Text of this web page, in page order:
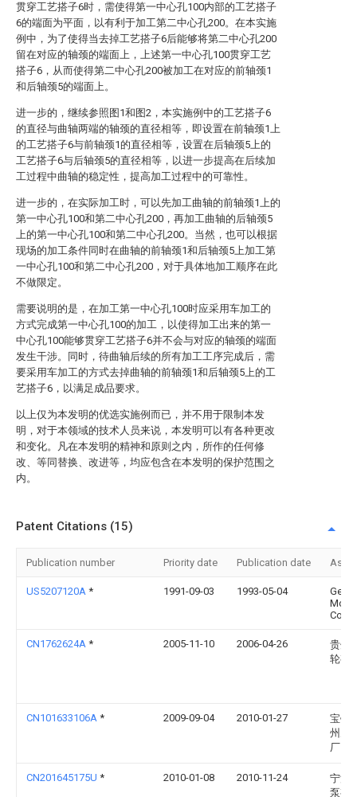
贯穿工艺搭子6时，需使得第一中心孔100内部的工艺搭子
6的端面为平面，以有利于加工第二中心孔200。在本实施
例中，为了使得当去掉工艺搭子6后能够将第二中心孔200
留在对应的轴颈的端面上，上述第一中心孔100贯穿工艺
搭子6，从而使得第二中心孔200被加工在对应的前轴颈1
和后轴颈5的端面上。
进一步的，继续参照图1和图2，本实施例中的工艺搭子6
的直径与曲轴两端的轴颈的直径相等，即设置在前轴颈1上
的工艺搭子6与前轴颈1的直径相等，设置在后轴颈5上的
工艺搭子6与后轴颈5的直径相等，以进一步提高在后续加
工过程中曲轴的稳定性，提高加工过程中的可靠性。
进一步的，在实际加工时，可以先加工曲轴的前轴颈1上的
第一中心孔100和第二中心孔200，再加工曲轴的后轴颈5
上的第一中心孔100和第二中心孔200。当然，也可以根据
现场的加工条件同时在曲轴的前轴颈1和后轴颈5上加工第
一中心孔100和第二中心孔200，对于具体地加工顺序在此
不做限定。
需要说明的是，在加工第一中心孔100时应采用车加工的
方式完成第一中心孔100的加工，以使得加工出来的第一
中心孔100能够贯穿工艺搭子6并不会与对应的轴颈的端面
发生干涉。同时，待曲轴后续的所有加工工序完成后，需
要采用车加工的方式去掉曲轴的前轴颈1和后轴颈5上的工
艺搭子6，以满足成品要求。
以上仅为本发明的优选实施例而已，并不用于限制本发
明，对于本领域的技术人员来说，本发明可以有各种更改
和变化。凡在本发明的精神和原则之内，所作的任何修
改、等同替换、改进等，均应包含在本发明的保护范围之
内。
Patent Citations (15)
Publication number Priority date Publication date
US5207120A * 1991-09-03 1993-05-04
CN1762624A * 2005-11-10 2006-04-26
贵州
轮有
CN101633106A * 2009-09-04 2010-01-27
宝钢
州冶
厂
CN201645175U * 2010-01-08 2010-11-24
宁波
泵有